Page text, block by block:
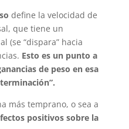
define la velocidad de
que tiene un
(se “dispara” hacia
Esto es un punto a
de peso en esa
más temprano, o sea a
positivos sobre la